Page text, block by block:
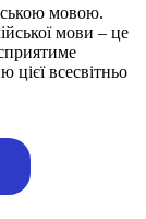
мовою.
мови – це
всесвітньо